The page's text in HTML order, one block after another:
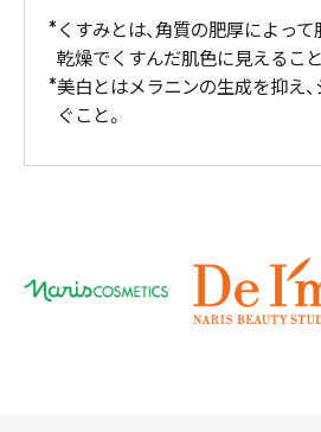
くすみとは、角質の肥厚によって
乾燥でくすんだ肌色に見えること
美白とはメラニンの生成を抑え、
ぐこと。